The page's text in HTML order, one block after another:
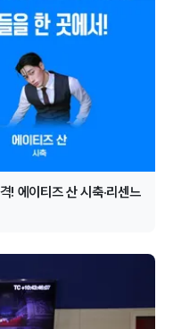
! 에이티즈 산 시축·리센느